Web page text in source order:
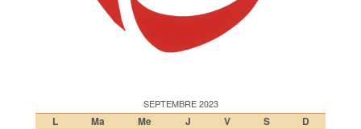
SEPTEMBRE 2023
L Ma Me J V S D